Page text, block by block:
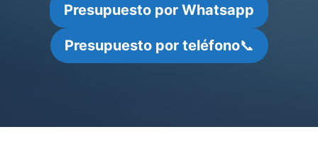
Presupuesto por Whatsapp
Presupuesto por teléfono📞